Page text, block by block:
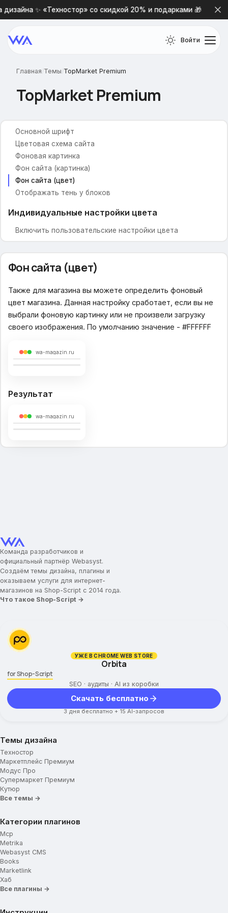
✨ «Техностор» со скидкой 20% и подарками 🎁
Войти
Главная/Темы/TopMarket Premium
TopMarket Premium
Включить предзагрузку
В сравнение
Живой поиск
Теги товаров
Основной шрифт
Цветовая схема сайта
Фоновая картинка
Фон сайта (картинка)
Фон сайта (цвет)
Отображать тень у блоков
Индивидуальные настройки цвета
Включить пользовательские настройки цвета
Логотип
Текстовое поле
Ссылка с логотипа
Поисковая подсказка
Телефон и время работы
Тип навигационного меню
Иконки для меню
Главная страница
Бренды
Название брендов
Заголовок для брендов
Логотипы брендов
Иконка/картинка для промо-блока
Заголовок для промо-блока
Текст для промо-блока
Ссылка для промо-блока
Категории товаров
Картинки для категорий
Отображение подкатегорий
Вид постраничной навигации
Дополнительные параметры
Мини-карточка товара
Карточка товара
Блок доставки
Подвал сайта
Навигационные ссылки меню
Социальные сети
Фон сайта (цвет)
Также для магазина вы можете определить фоновый
цвет магазина. Данная настройку сработает, если вы не
выбрали фоновую картинку или не произвели загрузку
своего изображения. По умолчанию значение - #FFFFFF
wa-magazin.ru
Результат
wa-magazin.ru
Команда разработчиков и
официальный партнёр Webasyst.
Создаём темы дизайна, плагины и
оказываем услуги для интернет-
магазинов на Shop-Script с 2014 года.
Что такое Shop-Script →
УЖЕ В CHROME WEB STORE
Orbita
for Shop-Script
SEO · аудиты · AI из коробки
Скачать бесплатно
3 дня бесплатно + 15 AI-запросов
Темы дизайна
Техностор
Маркетплейс Премиум
Модус Про
Супермаркет Премиум
Кутюр
Все темы →
Категории плагинов
Mcp
Metrika
Webasyst CMS
Books
Marketlink
Хаб
Все плагины →